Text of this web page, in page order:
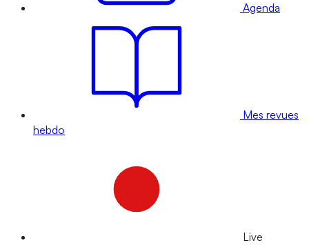
Agenda
Mes revues
hebdo
Live